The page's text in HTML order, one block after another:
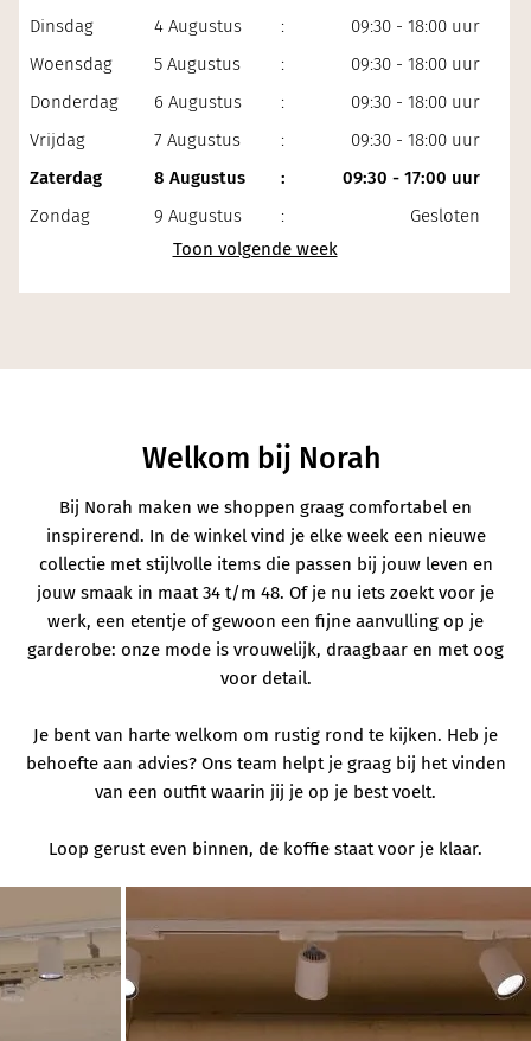
Dinsdag
4 Augustus :
09:30 - 18:00 uur
Woensdag
5 Augustus :
09:30 - 18:00 uur
Donderdag
6 Augustus :
09:30 - 18:00 uur
Vrijdag
7 Augustus :
09:30 - 18:00 uur
Zaterdag
8 Augustus :
09:30 - 17:00 uur
Zondag
9 Augustus : Gesloten
Welkom bij Norah
Bij Norah maken we shoppen graag comfortabel en
inspirerend. In de winkel vind je elke week een nieuwe
collectie met stijlvolle items die passen bij jouw leven en
jouw smaak in maat 34 t/m 48. Of je nu iets zoekt voor je
werk, een etentje of gewoon een fijne aanvulling op je
garderobe: onze mode is vrouwelijk, draagbaar en met oog
voor detail.
Je bent van harte welkom om rustig rond te kijken. Heb je
behoefte aan advies? Ons team helpt je graag bij het vinden
van een outfit waarin jij je op je best voelt.
Loop gerust even binnen, de koffie staat voor je klaar.